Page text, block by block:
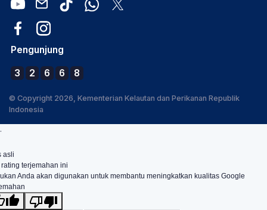
Pengunjung
3 2 6 6 8
© Copyright 2026, Kementerian Kelautan dan Perikanan Republik
Indonesia
.
asli
terjemahan ini
Anda akan digunakan untuk membantu meningkatkan kualitas Google